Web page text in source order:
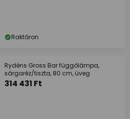
Raktáron
Rydéns Gross Bar függőlámpa,
sárgaréz/tiszta, 80 cm, üveg
314 431 Ft